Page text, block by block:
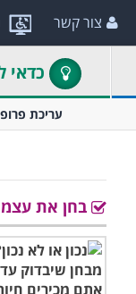
צור קשר
כדאי
עריכת
בחן את